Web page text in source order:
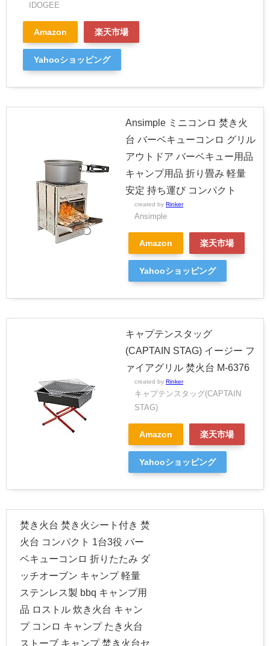
IDOGEE
Amazon 楽天市場
Yahooショッピング
Ansimple ミニコンロ 焚き火
台 バーベキューコンロ グリル
アウトドア バーベキュー用品
キャンプ用品 折り畳み 軽量
安定 持ち運び コンパクト
created by Rinker
Ansimple
Amazon 楽天市場
Yahooショッピング
キャプテンスタッグ
(CAPTAIN STAG) イージー フ
ァイアグリル 焚火台 M-6376
created by Rinker
キャプテンスタッグ(CAPTAIN
STAG)
Amazon 楽天市場
Yahooショッピング
焚き火台 焚き火シート付き 焚
火台 コンパクト 1台3役 バー
ベキューコンロ 折りたたみ ダ
ッチオーブン キャンプ 軽量
ステンレス製 bbq キャンプ用
品 ロストル 炊き火台 キャン
プ コンロ キャンプ たき火台
ストーブ キャンプ 焚き火台セ